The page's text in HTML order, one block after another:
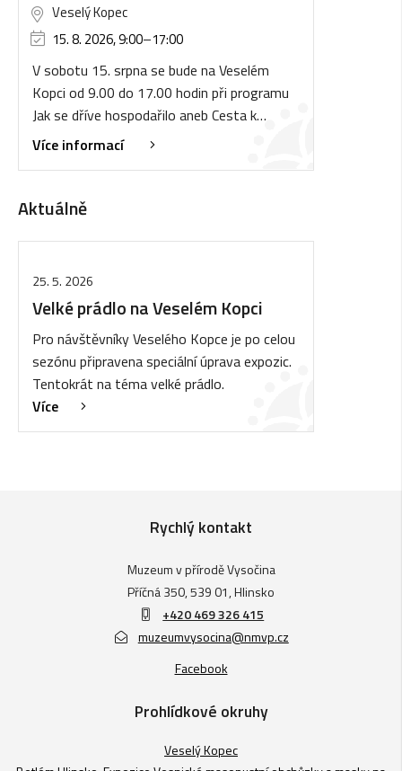
Veselý Kopec
15. 8. 2026, 9:00–17:00
V sobotu 15. srpna se bude na Veselém
Kopci od 9.00 do 17.00 hodin při programu
Jak se dříve hospodařilo aneb Cesta k…
Více informací
Aktuálně
25. 5. 2026
Velké prádlo na Veselém Kopci
Pro návštěvníky Veselého Kopce je po celou
sezónu připravena speciální úprava expozic.
Tentokrát na téma velké prádlo.
Více
Rychlý kontakt
Muzeum v přírodě Vysočina
Příčná 350, 539 01, Hlinsko
+420 469 326 415
muzeumvysocina@nmvp.cz
Facebook
Prohlídkové okruhy
Veselý Kopec